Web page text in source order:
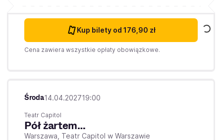
Kup bilety od 176,90 zł
Cena zawiera wszystkie opłaty obowiązkowe.
Środa14.04.202719:00
Teatr Capitol
Pół żartem…
Warszawa, Teatr Capitol w Warszawie